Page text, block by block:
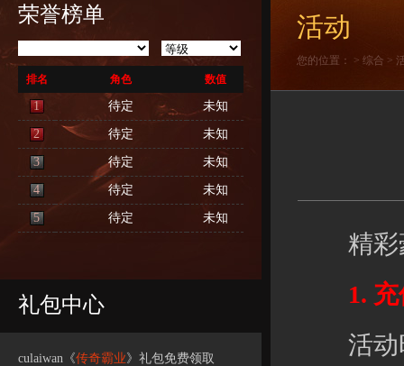
荣誉榜单
排名 角色 数值
1 待定 未知
2 待定 未知
3 待定 未知
4 待定 未知
5 待定 未知
礼包中心
culaiwan《传奇霸业》礼包免费领取
活动
您的位置： > 综合 >
精彩豪
1. 充
活动时